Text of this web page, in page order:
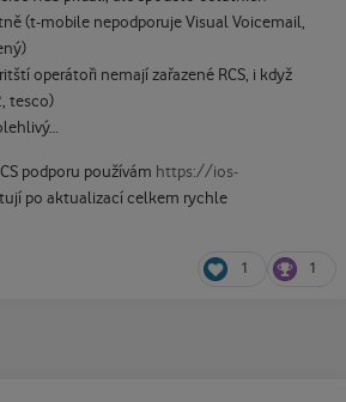
(t-mobile nepodporuje Visual Voicemail,
operátoři nemají zařazené RCS, i když
tesco)
podporu používám https://ios-
po aktualizací celkem rychle
1 1